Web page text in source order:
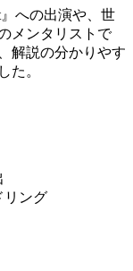
』への出演や、世
メンタリストで
解説の分かりやす
た。
リング